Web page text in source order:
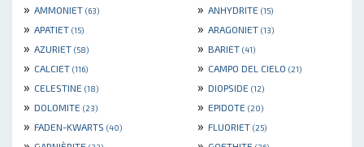
» AMMONIET (63) » ANHYDRITE (15)
» APATIET (15) » ARAGONIET (13)
» AZURIET (58) » BARIET (41)
» CALCIET (116) » CAMPO DEL CIELO (21)
» CELESTINE (18) » DIOPSIDE (12)
» DOLOMITE (23) » EPIDOTE (20)
» FADEN-KWARTS (40) » FLUORIET (25)